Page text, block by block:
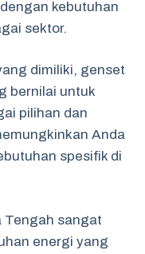
kebutuhan
sektor.
dimiliki, genset
bernilai untuk
pilihan dan
Anda
spesifik di
Tengah sangat
energi yang